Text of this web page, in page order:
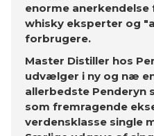
enorme
whisky eksperter og
forbrugere.
Master Distiller hos
udvælger i ny og næ
allerbedste Penderyn
som fremragende
verdensklasse single